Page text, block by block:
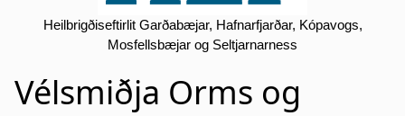
Heilbrigðiseftirlit Garðabæjar, Hafnarfjarðar, Kópavogs,
Mosfellsbæjar og Seltjarnarness
Vélsmiðja Orms og